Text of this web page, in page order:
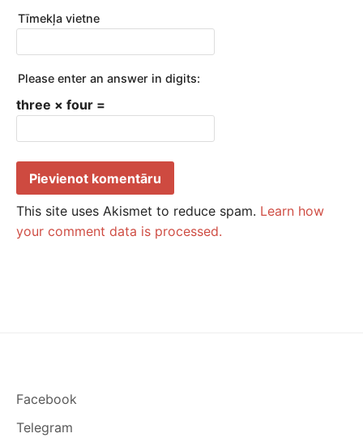
Tīmekļa vietne
Please enter an answer in digits:
three × four =
This site uses Akismet to reduce spam. Learn how
your comment data is processed.
Facebook
Telegram